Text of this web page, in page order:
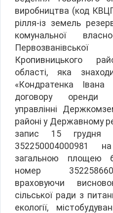
виробництва (код
рілля-із земель
комунальної
Кропивницького
області, яка
«Кондратенка Івана
договору оренди
управлінні
районі у Державному
запис 15
352250004000981
загальною площею
номер
враховуючи
сільської ради з
екології,